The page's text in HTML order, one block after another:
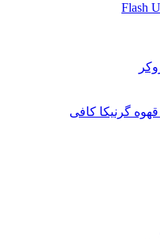
Flash
گرنیکا کافی